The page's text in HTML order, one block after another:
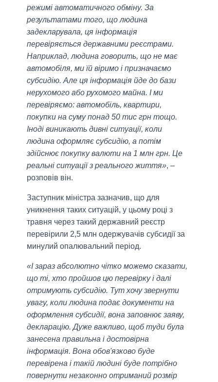
режимі автоматичного обміну. За
результатами того, що людина
задекларувала, ця інформація
перевіряється державними реєстрами.
Наприклад, людина говорить, що не має
автомобіля, ми їй віримо і призначаємо
субсидію. Але ця інформація йде до бази
нерухомого або рухомого майна. І ми
перевіряємо: автомобіль, квартири,
покупки на суму понад 50 тис грн тощо.
Іноді виникають дивні ситуації, коли
людина оформляє субсидію, а потім
здійснює покупку валюти на 1 млн грн. Це
реальні ситуації з реального життя», –
розповів він.
Заступник міністра зазначив, що для
уникнення таких ситуацій, у цьому році з
травня через такий державний реєстр
перевірили 2,5 млн одержувачів субсидії за
минулий опалювальний період.
«І зараз абсолютно чітко можемо сказати,
що ті, хто пройшов цю перевірку і далі
отримують субсидію. Тут хочу звернути
увагу, коли людина подає документи на
оформлення субсидії, вона заповнює заяву,
декларацію. Дуже важливо, щоб туди була
занесена правильна і достовірна
інформація. Вона обов'язково буде
перевірена і такій людині буде потрібно
повернути незаконно отриманий розмір